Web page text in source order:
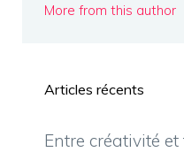
More from this author
Articles récents
Entre créativité